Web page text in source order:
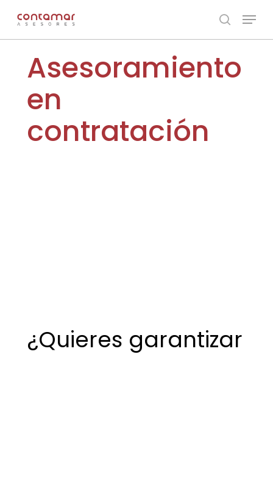
main
content
search
Menu
Asesoramiento
en
contratación
¿Quieres garantizar